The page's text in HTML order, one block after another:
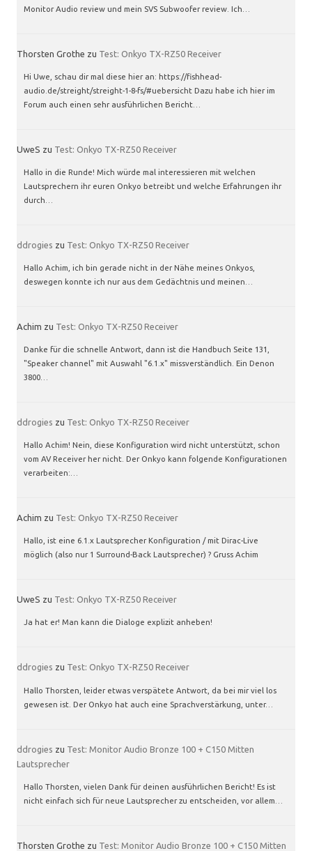
Monitor Audio review und mein SVS Subwoofer review. Ich…
Thorsten Grothe zu Test: Onkyo TX-RZ50 Receiver
Hi Uwe, schau dir mal diese hier an: https://fishhead-
audio.de/streight/streight-1-8-fs/#uebersicht Dazu habe ich hier im
Forum auch einen sehr ausführlichen Bericht…
UweS zu Test: Onkyo TX-RZ50 Receiver
Hallo in die Runde! Mich würde mal interessieren mit welchen
Lautsprechern ihr euren Onkyo betreibt und welche Erfahrungen ihr
durch…
ddrogies zu Test: Onkyo TX-RZ50 Receiver
Hallo Achim, ich bin gerade nicht in der Nähe meines Onkyos,
deswegen konnte ich nur aus dem Gedächtnis und meinen…
Achim zu Test: Onkyo TX-RZ50 Receiver
Danke für die schnelle Antwort, dann ist die Handbuch Seite 131,
"Speaker channel" mit Auswahl "6.1.x" missverständlich. Ein Denon
3800…
ddrogies zu Test: Onkyo TX-RZ50 Receiver
Hallo Achim! Nein, diese Konfiguration wird nicht unterstützt, schon
vom AV Receiver her nicht. Der Onkyo kann folgende Konfigurationen
verarbeiten:…
Achim zu Test: Onkyo TX-RZ50 Receiver
Hallo, ist eine 6.1.x Lautsprecher Konfiguration / mit Dirac-Live
möglich (also nur 1 Surround-Back Lautsprecher) ? Gruss Achim
UweS zu Test: Onkyo TX-RZ50 Receiver
Ja hat er! Man kann die Dialoge explizit anheben!
ddrogies zu Test: Onkyo TX-RZ50 Receiver
Hallo Thorsten, leider etwas verspätete Antwort, da bei mir viel los
gewesen ist. Der Onkyo hat auch eine Sprachverstärkung, unter…
ddrogies zu Test: Monitor Audio Bronze 100 + C150 Mitten
Lautsprecher
Hallo Thorsten, vielen Dank für deinen ausführlichen Bericht! Es ist
nicht einfach sich für neue Lautsprecher zu entscheiden, vor allem…
Thorsten Grothe zu Test: Monitor Audio Bronze 100 + C150 Mitten